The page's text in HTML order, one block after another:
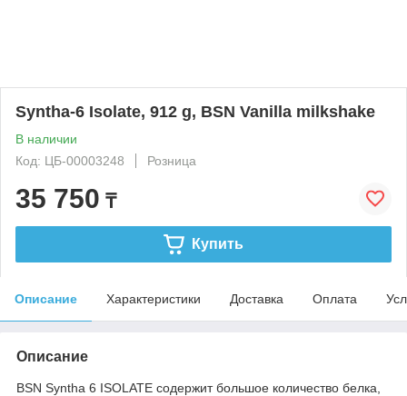
Syntha-6 Isolate, 912 g, BSN Vanilla milkshake
В наличии
Код: ЦБ-00003248
Розница
35 750 ₸
Купить
Описание Характеристики Доставка Оплата
Описание
BSN Syntha 6 ISOLATE содержит большое количество белка,